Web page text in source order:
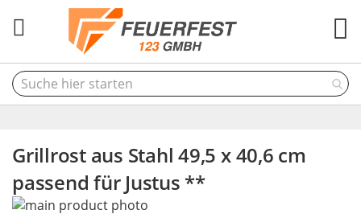
Grillrost aus Stahl 49,5 x 40,6 cm
passend für Justus **
Skip